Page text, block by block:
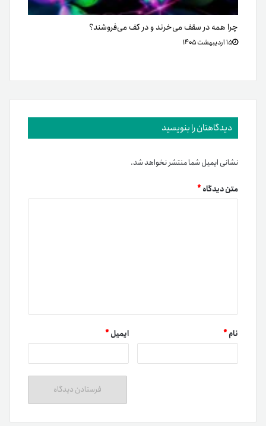
چرا همه در سقف می‌خرند و در کف می‌فروشند؟
۱۵ اردیبهشت ۱۴۰۵
دیدگاهتان را بنویسید
نشانی ایمیل شما منتشر نخواهد شد.
متن دیدگاه*
نام* ایمیل*